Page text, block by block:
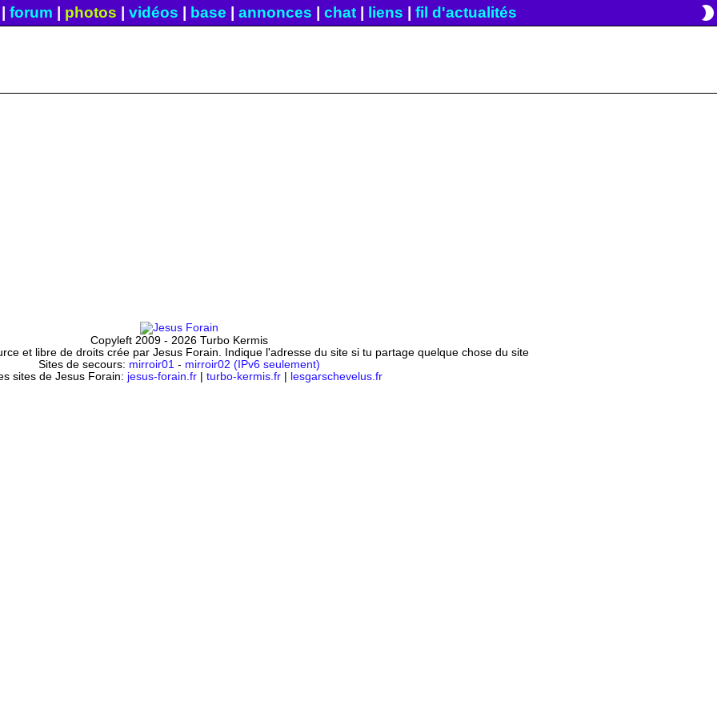
forum photos vidéos base annonces chat| liens fil d'actualités brightness_2
Copyleft 2009 - 2026 Turbo Kermis
et libre de droits crée par Jesus Forain. Indique l'adresse du site si tu partage quelque chose du site
Sites de secours: mirroir01 - mirroir02 (IPv6 seulement)
sites de Jesus Forain: jesus-forain.fr| turbo-kermis.fr| lesgarschevelus.fr